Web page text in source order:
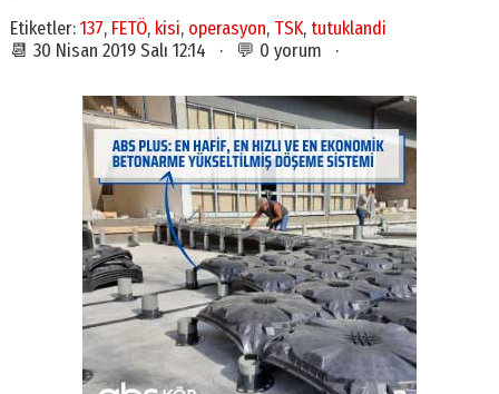
Etiketler: 137, FETÖ, kisi, operasyon, TSK, tutuklandi
📆 30 Nisan 2019 Salı 12:14 · 💬 0 yorum ·